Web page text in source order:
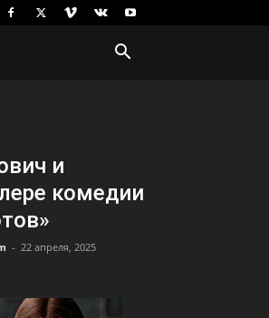
и
комедии
- 22 апреля, 2025